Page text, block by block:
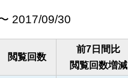
2017/09/30
閲覧回数
前7日間比
閲覧回数増減